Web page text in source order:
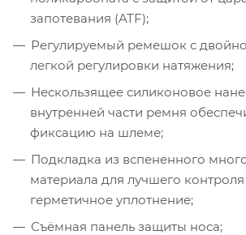
запотевания (ATF);
Регулируемый ремешок с
легкой регулировки натяжения;
Нескользящее силиконовое
внутренней части ремня
фиксацию на шлеме;
Подкладка из вспененного
материала для лучшего
герметичное уплотнение;
Съёмная панель защиты носа;